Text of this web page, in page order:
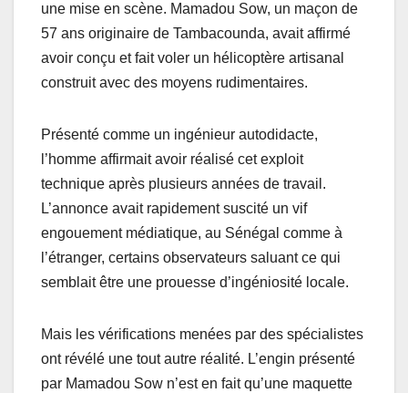
une mise en scène. Mamadou Sow, un maçon de
57 ans originaire de Tambacounda, avait affirmé
avoir conçu et fait voler un hélicoptère artisanal
construit avec des moyens rudimentaires.
Présenté comme un ingénieur autodidacte,
l’homme affirmait avoir réalisé cet exploit
technique après plusieurs années de travail.
L’annonce avait rapidement suscité un vif
engouement médiatique, au Sénégal comme à
l’étranger, certains observateurs saluant ce qui
semblait être une prouesse d’ingéniosité locale.
Mais les vérifications menées par des spécialistes
ont révélé une tout autre réalité. L’engin présenté
par Mamadou Sow n’est en fait qu’une maquette